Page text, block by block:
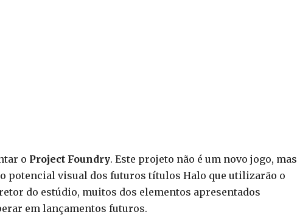
o Project Foundry. Este projeto não é um novo jogo, mas
potencial visual dos futuros títulos Halo que utilizarão o
do estúdio, muitos dos elementos apresentados
em lançamentos futuros.